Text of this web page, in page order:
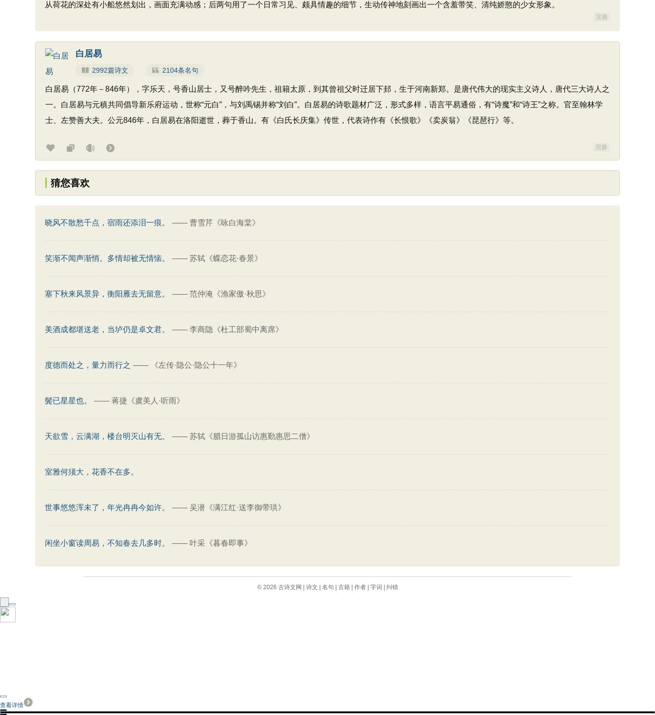
从荷花的深处有小船悠然划出，画面充满动感；后两句用了一个日常习见、颇具情趣的细节，生动传神地刻画出一个含羞带笑、清纯娇憨的少女形象。
完善
白居易
2992篇诗文 2104条名句
白居易（772年－846年），字乐天，号香山居士，又号醉吟先生，祖籍太原，到其曾祖父时迁居下邽，生于河南新郑。是唐代伟大的现实主义诗人，唐代三大诗人之
一。白居易与元稹共同倡导新乐府运动，世称“元白”，与刘禹锡并称“刘白”。白居易的诗歌题材广泛，形式多样，语言平易通俗，有“诗魔”和“诗王”之称。官至翰林学
士、左赞善大夫。公元846年，白居易在洛阳逝世，葬于香山。有《白氏长庆集》传世，代表诗作有《长恨歌》《卖炭翁》《琵琶行》等。
完善
猜您喜欢
晓风不散愁千点，宿雨还添泪一痕。 —— 曹雪芹《咏白海棠》
笑渐不闻声渐悄。多情却被无情恼。 —— 苏轼《蝶恋花·春景》
塞下秋来风景异，衡阳雁去无留意。 —— 范仲淹《渔家傲·秋思》
美酒成都堪送老，当垆仍是卓文君。 —— 李商隐《杜工部蜀中离席》
度德而处之，量力而行之 —— 《左传·隐公·隐公十一年》
鬓已星星也。 —— 蒋捷《虞美人·听雨》
天欲雪，云满湖，楼台明灭山有无。 —— 苏轼《腊日游孤山访惠勤惠思二僧》
室雅何须大，花香不在多。
世事悠悠浑未了，年光冉冉今如许。 —— 吴潜《满江红·送李御带珙》
闲坐小窗读周易，不知春去几多时。 —— 叶采《暮春即事》
© 2026 古诗文网 诗文 名句 古籍| 作者| 字词 纠错
查看详情